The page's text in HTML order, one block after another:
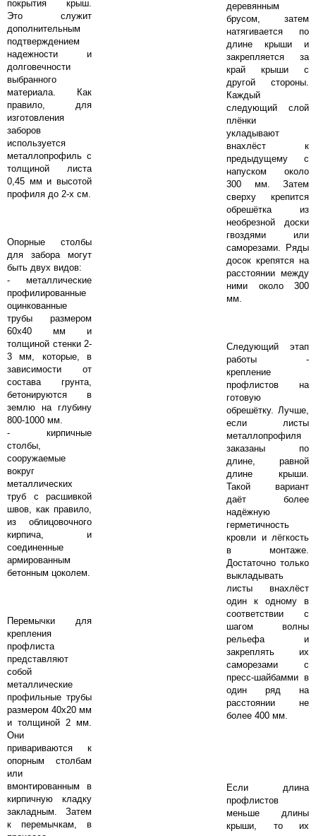
покрытия крыш.
Это служит
дополнительным
подтверждением
надежности и
долговечности
выбранного
материала. Как
правило, для
изготовления
заборов
используется
металлопрофиль с
толщиной листа
0,45 мм и высотой
профиля до 2-х см.
Опорные столбы
для забора могут
быть двух видов:
- металлические
профилированные
оцинкованные
трубы размером
60х40 мм и
толщиной стенки 2-
3 мм, которые, в
зависимости от
состава грунта,
бетонируются в
землю на глубину
800-1000 мм.
- кирпичные
столбы,
сооружаемые
вокруг
металлических
труб с расшивкой
швов, как правило,
из облицовочного
кирпича, и
соединенные
армированным
бетонным цоколем.
Перемычки для
крепления
профлиста
представляют
собой
металлические
профильные трубы
размером 40х20 мм
и толщиной 2 мм.
Они
привариваются к
опорным столбам
или
вмонтированным в
кирпичную кладку
закладным. Затем
к перемычкам, в
деревянным
брусом, затем
натягивается по
длине крыши и
закрепляется за
край крыши с
другой стороны.
Каждый
следующий слой
плёнки
укладывают
внахлёст к
предыдущему с
напуском около
300 мм. Затем
сверху крепится
обрешётка из
необрезной доски
гвоздями или
саморезами. Ряды
досок крепятся на
расстоянии между
ними около 300
мм.
Следующий этап
работы -
крепление
профлистов на
готовую
обрешётку. Лучше,
если листы
металлопрофиля
заказаны по
длине, равной
длине крыши.
Такой вариант
даёт более
надёжную
герметичность
кровли и лёгкость
в монтаже.
Достаточно только
выкладывать
листы внахлёст
один к одному в
соответствии с
шагом волны
рельефа и
закреплять их
саморезами с
пресс-шайбамми в
один ряд на
расстоянии не
более 400 мм.
Если длина
профлистов
меньше длины
крыши, то их